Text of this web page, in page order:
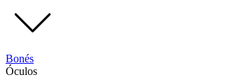
Bonés
Óculos